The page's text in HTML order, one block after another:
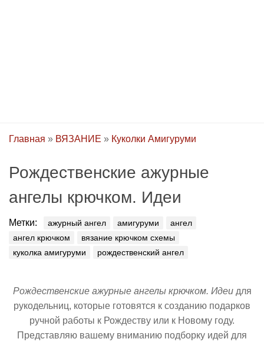
Главная » ВЯЗАНИЕ » Куколки Амигуруми
Рождественские ажурные
ангелы крючком. Идеи
Метки: ажурный ангел амигуруми
ангел
ангел крючком
вязание крючком схемы
куколка амигуруми
рождественский ангел
Рождественские ажурные ангелы крючком. Идеидля
рукодельниц, которые готовятся к созданию подарков
ручной работы к Рождеству или к Новому году.
Представляю вашему вниманию подборку идей для